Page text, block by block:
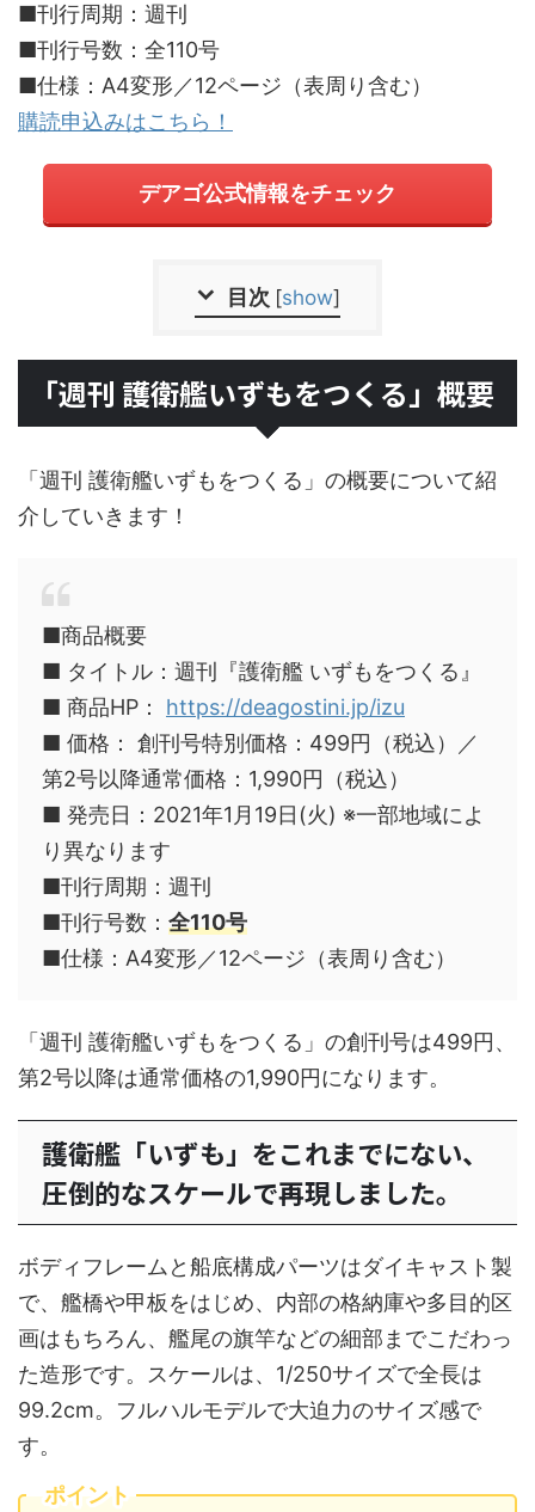
■刊行周期：週刊
■刊行号数：全110号
■仕様：A4変形／12ページ（表周り含む）
購読申込みはこちら！
デアゴ公式情報をチェック
目次 [show]
「週刊 護衛艦いずもをつくる」概要
「週刊 護衛艦いずもをつくる」の概要について紹
介していきます！
■商品概要
■ タイトル：週刊『護衛艦 いずもをつくる』
■ 商品HP： https://deagostini.jp/izu
■ 価格： 創刊号特別価格：499円（税込）／
第2号以降通常価格：1,990円（税込）
■ 発売日：2021年1月19日(火) ※一部地域によ
り異なります
■刊行周期：週刊
■刊行号数： 全110号
■仕様：A4変形／12ページ（表周り含む）
「週刊 護衛艦いずもをつくる」の創刊号は499円、
第2号以降は通常価格の1,990円になります。
護衛艦「いずも」をこれまでにない、
圧倒的なスケールで再現しました。
ボディフレームと船底構成パーツはダイキャスト製
で、艦橋や甲板をはじめ、内部の格納庫や多目的区
画はもちろん、艦尾の旗竿などの細部までこだわっ
た造形です。スケールは、1/250サイズで全長は
99.2cm。フルハルモデルで大迫力のサイズ感で
す。
ポイント